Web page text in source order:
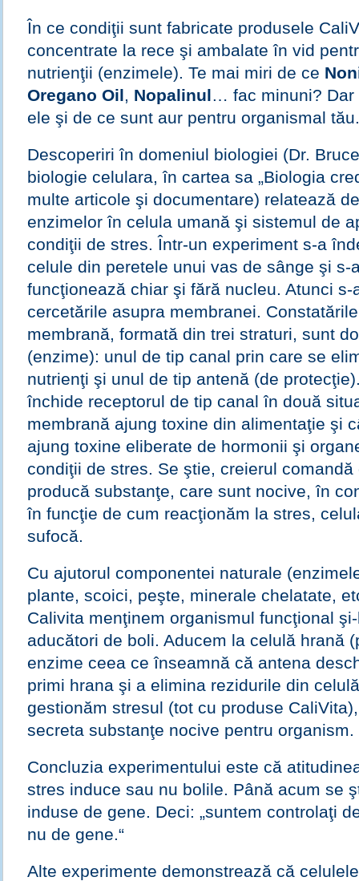
În ce condiţii sunt fabricate produsele
concentrate la rece şi ambalate în vid
nutrienţii (enzimele). Te mai miri de ce
Oregano Oil, Nopalinul… fac minuni? Dar
ele şi de ce sunt aur pentru organismal tău.
Descoperiri în domeniul biologiei (Dr.
biologie celulara, în cartea sa „Biologia
multe articole şi documentare) relatează
enzimelor în celula umană şi sistemul de
condiţii de stres. Într-un experiment s-a
celule din peretele unui vas de sânge şi s-
funcţionează chiar şi fără nucleu. Atunci s-
cercetările asupra membranei.
membrană, formată din trei straturi, sunt
(enzime): unul de tip canal prin care se
nutrienţi şi unul de tip antenă (de
închide receptorul de tip canal în două
membrană ajung toxine din alimentaţie şi
ajung toxine eliberate de hormonii şi
condiţii de stres. Se ştie, creierul comandă
producă substanţe, care sunt nocive, în
în funcţie de cum reacţionăm la stres,
sufocă.
Cu ajutorul componentei naturale
plante, scoici, peşte, minerale chelatate,
Calivita menţinem organismul funcţional şi-
aducători de boli. Aducem la celulă hrană
enzime ceea ce înseamnă că antena
primi hrana şi a elimina rezidurile din
gestionăm stresul (tot cu produse
secreta substanţe nocive pentru organism.
Concluzia experimentului este că
stres induce sau nu bolile. Până acum se
induse de gene. Deci: „suntem controlaţi
nu de gene.“
Alte experimente demonstrează că